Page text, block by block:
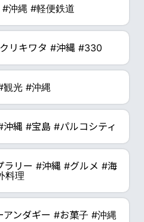
沖縄 #軽便鉄道
リキワタ #沖縄 #330
観光 #沖縄
縄 #宝島 #パルコシティ
リー #沖縄 #グルメ #海
料理
ンダギー #お菓子 #沖縄